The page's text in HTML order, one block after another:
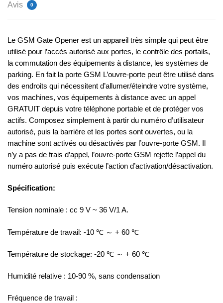
Avis 0
Le GSM Gate Opener est un appareil très simple qui peut être
utilisé pour l’accès autorisé aux portes, le contrôle des portails,
la commutation des équipements à distance, les systèmes de
parking. En fait la porte GSM L’ouvre-porte peut être utilisé dans
des endroits qui nécessitent d’allumer/éteindre votre système,
vos machines, vos équipements à distance avec un appel
GRATUIT depuis votre téléphone portable et de protéger vos
actifs. Composez simplement à partir du numéro d’utilisateur
autorisé, puis la barrière et les portes sont ouvertes, ou la
machine sont activés ou désactivés par l’ouvre-porte GSM. Il
n’y a pas de frais d’appel, l’ouvre-porte GSM rejette l’appel du
numéro autorisé puis exécute l’action d’activation/désactivation.
Spécification:
Tension nominale : cc 9 V ~ 36 V/1 A.
Température de travail: -10 ℃ ～ + 60 ℃
Température de stockage: -20 ℃ ～ + 60 ℃
Humidité relative : 10-90 %, sans condensation
Fréquence de travail :